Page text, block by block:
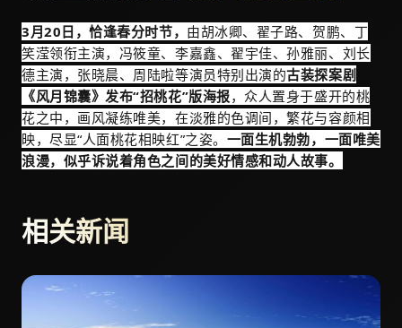
3月20日，恰逢春分时节， 由胡冰卿、翟子路、贺鹏、丁
笑滢领衔主演，冯筱童、李嘉鑫、翟宇佳、孙雅丽、刘长
德主演，张晓晨、周陆啦等演员特别出演的古装探案剧
《风月锦囊》发布“招桃花”版海报，众人置身于盛开的桃
花之中，画风凝练唯美，在淡雅的色调间，繁花与容颜相
映，尽显“人面桃花相映红”之姿。 一面生机勃勃，一面唯美
浪漫，似乎诉说着角色之间的美好情感和动人故事。
相关新闻